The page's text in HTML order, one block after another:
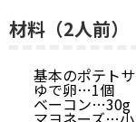
材料（2人前）
基本のポテト
ゆで卵…1個
ベーコン…30g